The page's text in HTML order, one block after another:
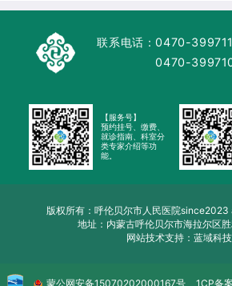
联系电话：0470-
0470-
【服务号】
预约挂号、缴费、
就诊指南、科室分
类专家介绍等功
能。
版权所有：呼伦贝尔市人民医院
地址：内蒙古呼伦贝尔市海拉尔区
网站技术支持：蓝域科技
蒙公网安备15070202000167号 1CP备